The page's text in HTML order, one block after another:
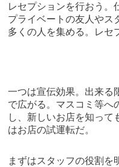
レセプションを行おう。
プライベートの友人やス
多くの人を集める。レセ
一つは宣伝効果。出来る
で広がる。マスコミ等へ
し、新しいお店を知って
はお店の試運転だ。
まずはスタッフの役割を